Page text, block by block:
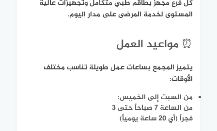
كل فرع مجهز بطاقم طبي متكامل وتجهيزات عالية
المستوى لخدمة المرضى على مدار اليوم.
⏰ مواعيد العمل
يتميز المجمع بساعات عمل طويلة تناسب مختلف
الأوقات:
من السبت إلى الخميس:
من الساعة 7 صباحاً حتى 3
فجراً (أي 20 ساعة يومياً)